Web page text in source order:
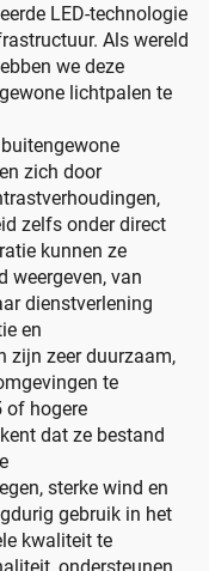
LED-technologie
Als wereld
we deze
lichtpalen te
zich door
zelfs onder direct
kunnen ze
weergeven, van
dienstverlening
en
zijn zeer duurzaam,
te
of hogere
dat ze bestand
sterke wind en
gebruik in het
kwaliteit te